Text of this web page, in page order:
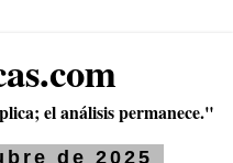
el análisis permanece."
de 2025